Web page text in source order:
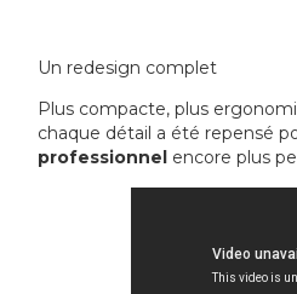
Un redesign complet
Plus compacte, plus
chaque détail a été repensé
professionnel encore plus